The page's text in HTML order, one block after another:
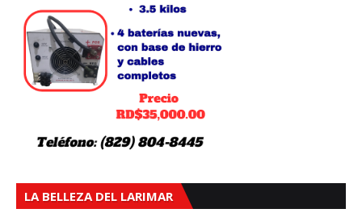
LA BELLEZA DEL LARIMAR